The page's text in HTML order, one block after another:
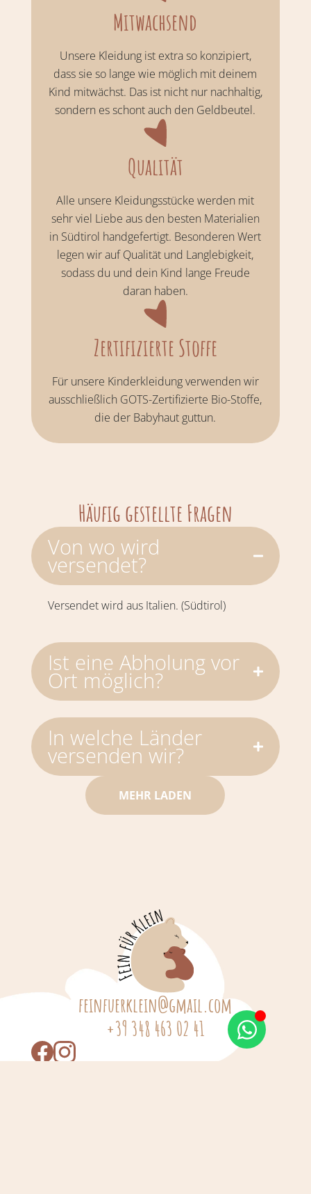
Mitwachsend
Unsere Kleidung ist extra so konzipiert,
dass sie so lange wie möglich mit deinem
Kind mitwächst. Das ist nicht nur nachhaltig,
sondern es schont auch den Geldbeutel.
Qualität
Alle unsere Kleidungsstücke werden mit
sehr viel Liebe aus den besten Materialien
in Südtirol handgefertigt. Besonderen Wert
legen wir auf Qualität und Langlebigkeit,
sodass du und dein Kind lange Freude
daran haben.
Zertifizierte Stoffe
Für unsere Kinderkleidung verwenden wir
ausschließlich GOTS-Zertifizierte Bio-Stoffe,
die der Babyhaut guttun.
Häufig gestellte Fragen
Von wo wird
versendet?
Versendet wird aus Italien. (Südtirol)
Ist eine Abholung vor
Ort möglich?
In welche Länder
versenden wir?
MEHR LADEN
feinfuerklein@gmail.com
+39 348 463 02 41